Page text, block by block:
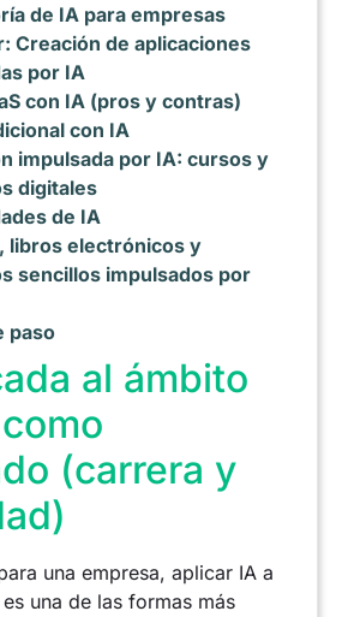
de IA para empresas
Creación de aplicaciones
por IA
con IA (pros y contras)
con IA
impulsada por IA: cursos y
digitales
de IA
libros electrónicos y
sencillos impulsados por
paso
al ámbito
(carrera y
una empresa, aplicar IA a
una de las formas más